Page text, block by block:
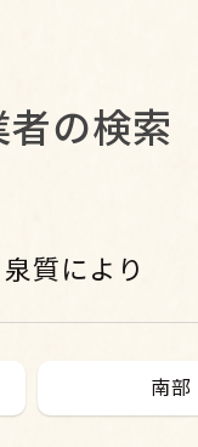
者の検索
南部
泉質により